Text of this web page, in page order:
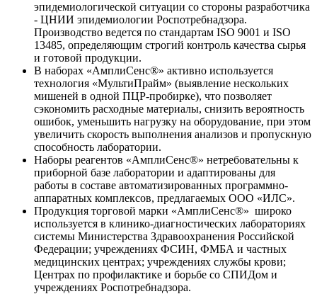
эпидемиологической ситуации со стороны разработчика
- ЦНИИ эпидемиологии Роспотребнадзора.
Производство ведется по стандартам ISO 9001 и ISO
13485, определяющим строгий контроль качества сырья
и готовой продукции.
В наборах «АмплиСенс®» активно используется
технология «МультиПрайм» (выявление нескольких
мишеней в одной ПЦР-пробирке), что позволяет
сэкономить расходные материалы, снизить вероятность
ошибок, уменьшить нагрузку на оборудование, при этом
увеличить скорость выполнения анализов и пропускную
способность лаборатории.
Наборы реагентов «АмплиСенс®» нетребовательны к
приборной базе лаборатории и адаптированы для
работы в составе автоматизированных программно-
аппаратных комплексов, предлагаемых ООО «ИЛС».
Продукция торговой марки «АмплиСенс®» широко
используется в клинико-диагностических лабораториях
системы Министерства Здравоохранения Российской
Федерации; учреждениях ФСИН, ФМБА и частных
медицинских центрах; учреждениях службы крови;
Центрах по профилактике и борьбе со СПИДом и
учреждениях Роспотребнадзора.